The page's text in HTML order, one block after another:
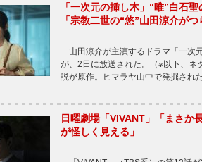
「一次元の挿し木」“唯”白石
「宗教二世の“悠”山田涼介がつ
山田涼介が主演するドラマ「一次
が、2日に放送された。（※以下、
説が原作。ヒマラヤ山中で発掘され
日曜劇場「VIVANT」「まさ
が怪しく見える」